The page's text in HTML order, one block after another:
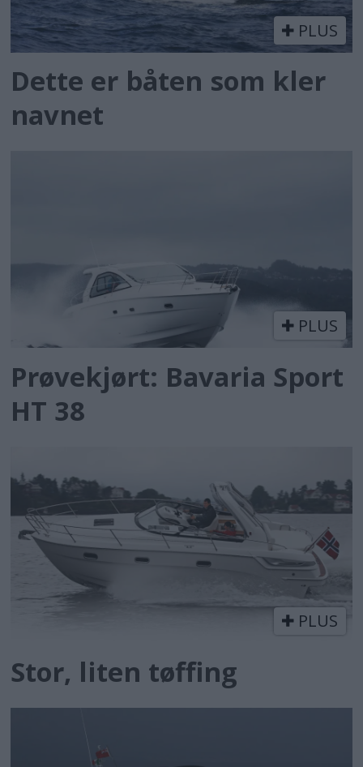
PLUS
Dette er båten som kler
navnet
PLUS
Prøvekjørt: Bavaria Sport
HT 38
PLUS
Stor, liten tøffing